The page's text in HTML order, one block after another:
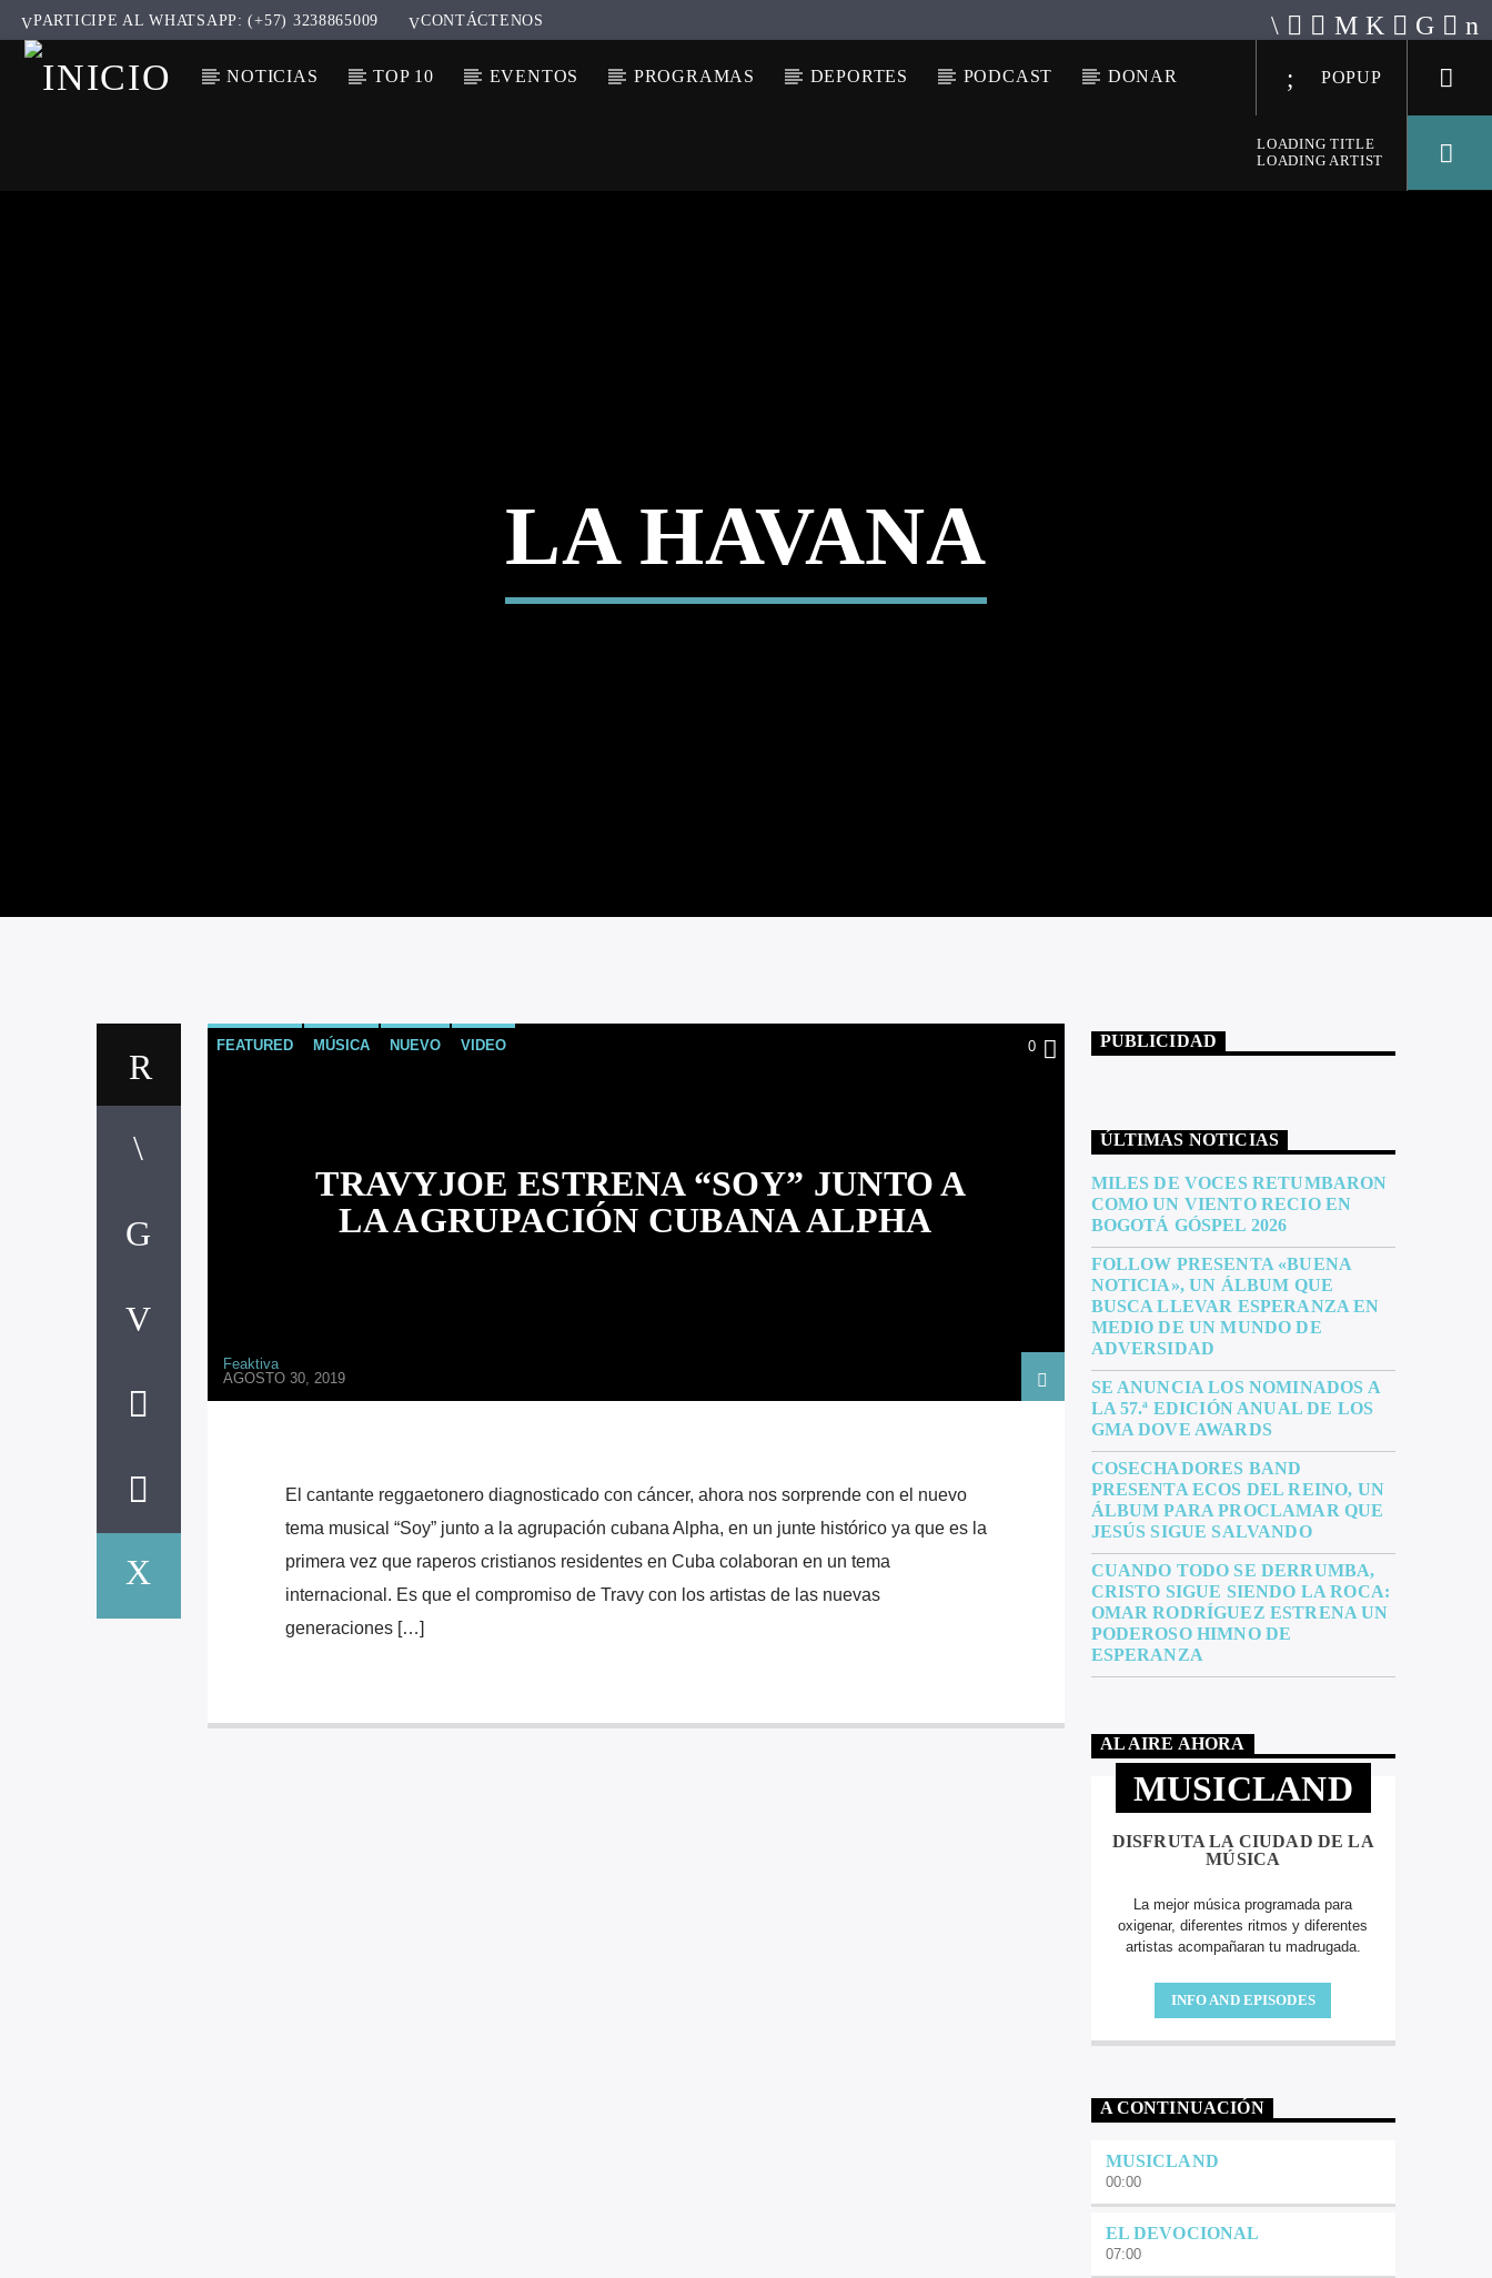
PARTICIPE AL WHATSAPP: (+57) 3238865009 CONTÁCTENOS
NOTICIAS TOP 10 EVENTOS PROGRAMAS DEPORTES PODCAST DONAR POPUP
LOADING TITLE
LOADING ARTIST
LA HAVANA
FEATURED MÚSICA NUEVO VIDEO 0
TRAVYJOE ESTRENA “SOY” JUNTO A
LA AGRUPACIÓN CUBANA ​ALPHA
Feaktiva
AGOSTO 30, 2019
El cantante reggaetonero diagnosticado con cáncer, ahora nos sorprende con el nuevo
tema musical ​“Soy” junto a la agrupación cubana ​Alpha​, en un junte histórico ya que es la
primera vez que raperos cristianos residentes en Cuba colaboran en un tema
internacional. Es que el compromiso de Travy con los artistas de las nuevas
generaciones […]
PUBLICIDAD
ÚLTIMAS NOTICIAS
MILES DE VOCES RETUMBARON
COMO UN VIENTO RECIO EN
BOGOTÁ GÓSPEL 2026
FOLLOW PRESENTA «BUENA
NOTICIA», UN ÁLBUM QUE
BUSCA LLEVAR ESPERANZA EN
MEDIO DE UN MUNDO DE
ADVERSIDAD
SE ANUNCIA LOS NOMINADOS A
LA 57.ª EDICIÓN ANUAL DE LOS
GMA DOVE AWARDS
COSECHADORES BAND
PRESENTA ECOS DEL REINO, UN
ÁLBUM PARA PROCLAMAR QUE
JESÚS SIGUE SALVANDO
CUANDO TODO SE DERRUMBA,
CRISTO SIGUE SIENDO LA ROCA:
OMAR RODRÍGUEZ ESTRENA UN
PODEROSO HIMNO DE
ESPERANZA
AL AIRE AHORA
MUSICLAND
DISFRUTA LA CIUDAD DE LA
MÚSICA
La mejor música programada para
oxigenar, diferentes ritmos y diferentes
artistas acompañaran tu madrugada.
INFO AND EPISODES
A CONTINUACIÓN
MUSICLAND
00:00
EL DEVOCIONAL
07:00